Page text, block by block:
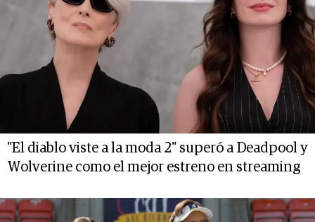
"El diablo viste a la moda 2" superó a Deadpool y
Wolverine como el mejor estreno en streaming